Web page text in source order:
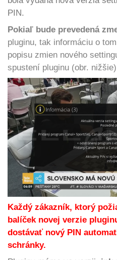
PIN.
Pokiaľ bude prevedená
pluginu, tak informáciu o
popisu zmien nového
spustení pluginu (obr.
Každý zákazník, ktorý
balíček novej verzie
dostávať nový PIN
schránky.